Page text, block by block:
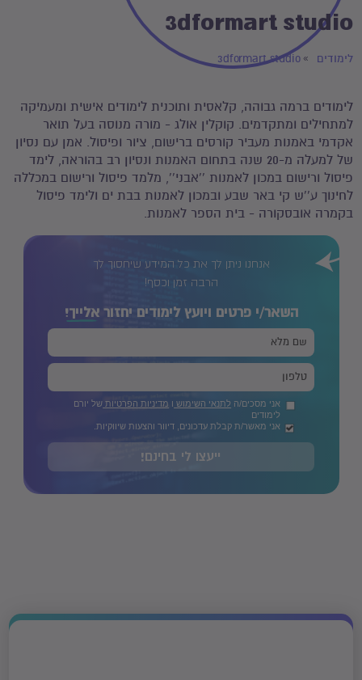
3dformart studio
לימודים 3dformart studio
לימודים ברמה גבוהה, קלאסית ותוכנית לימודים אישית ומעמיקה
למתחילים ומתקדמים. קוקלין אולג - מורה מנוסה בעל תואר
אקדמי באמנות מעביר קורסים ברישום, ציור ופיסול. אמן עם נסיון
של למעלה מ-20 שנה בתחום האמנות ונסיון רב בהוראה, לימד
פיסול ורישום במכון לאמנות ''אבני'', מלמד פיסול ורישום במכללה
לחינוך ע''ש קי באר שבע ובמכון לאמנות בבת ים ולימד פיסול
בקמרה אובסקורה - בית הספר לאמנות.
אנחנו ניתן לך את כל המידע שיחסוך לך
הרבה זמן וכסף!
השאר/י פרטים ויועץ לימודים יחזוראלייך!
אני מסכים/ה לתנאי השימוש ו מדיניות הפרטיות של יורם
לימודים
אני מאשר/ת קבלת עדכונים, דיוור והצעות שיווקיות.
ייעצו לי בחינם!